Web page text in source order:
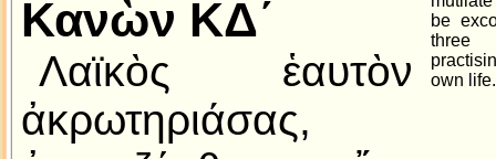
Κανὼν ΚΔ´
Λαϊκὸς ἑαυτὸν
ἀκρωτηριάσας,
be
own life.